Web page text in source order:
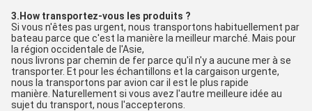
3.How transportez-vous les produits ?
Si vous n'êtes pas urgent, nous transportons habituellement par
bateau parce que c'est la manière la meilleur marché. Mais pour
la région occidentale de l'Asie,
nous livrons par chemin de fer parce qu'il n'y a aucune mer à se
transporter. Et pour les échantillons et la cargaison urgente,
nous la transportons par avion car il est le plus rapide
manière. Naturellement si vous avez l'autre meilleure idée au
sujet du transport, nous l'accepterons.